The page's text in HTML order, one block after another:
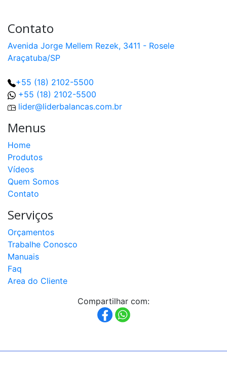
Contato
Avenida Jorge Mellem Rezek, 3411 - Rosele
Araçatuba/SP
+55 (18) 2102-5500
+55 (18) 2102-5500
lider@liderbalancas.com.br
Menus
Home
Produtos
Vídeos
Quem Somos
Contato
Serviços
Orçamentos
Trabalhe Conosco
Manuais
Faq
Area do Cliente
Compartilhar com:
de
Carga
PLA
a
300kg
Célula
Carga
PLI
200kg
a
500kg
Célula
de
Carga
capacidade
500kg
5000kg
Célula
de
MCF
capacidade